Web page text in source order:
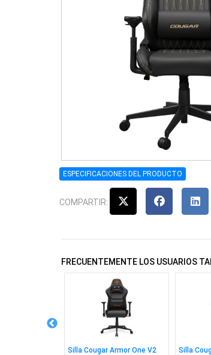
ESPECIFICACIONES DEL PRODUCTO
COMPARTIR:
FRECUENTEMENTE LOS USUARIOS
Silla Cougar Armor One V2 Silla